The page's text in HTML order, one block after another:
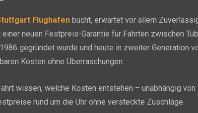
Flughafen bucht, erwartet vor allem
neuen Festpreis-Garantie für Fahrten zwischen
gegründet wurde und heute in zweiter Generation
Kosten ohne Überraschungen.
wissen, welche Kosten entstehen – unabhängig von
rund um die Uhr ohne versteckte Zuschläge.